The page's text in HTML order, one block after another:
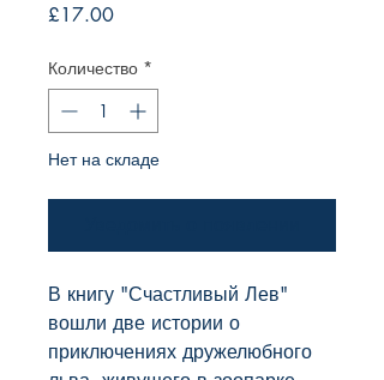
£17.00Цена
Количество *
Нет на складе
В книгу "Счастливый Лев"
вошли две истории о
приключениях дружелюбного